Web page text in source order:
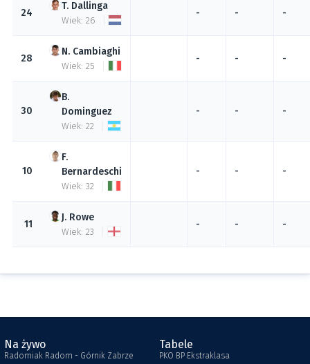
24
Dallinga
Wiek: 26
- - -
28
Cambiaghi
Wiek: 25
- - -
30 Dominguez
Wiek: 22
- - -
10 Bernardeschi
Wiek: 32
- - -
11
Rowe
Wiek: 23
- - -
Na żywo
Radomiak Radom - Górnik Zabrze
Tabele
PKO BP Ekstraklasa